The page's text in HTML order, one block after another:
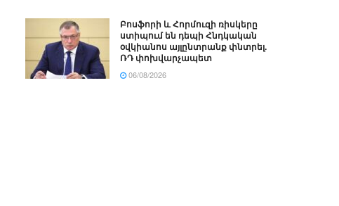
Բոսֆորի և Հորմուզի ռիսկերը
ստիպում են դեպի Հնդկական
օվկիանոս այլընտրանք փնտրել.
ՌԴ փոխվարչապետ
06/08/2026